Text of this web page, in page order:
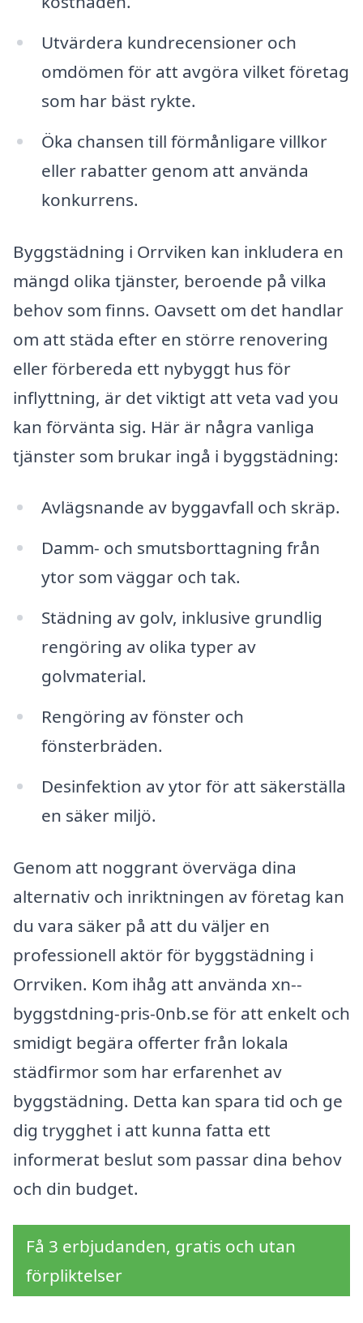
Utvärdera kundrecensioner och
omdömen för att avgöra vilket företag
som har bäst rykte.
Öka chansen till förmånligare villkor
eller rabatter genom att använda
konkurrens.
Byggstädning i Orrviken kan inkludera en
mängd olika tjänster, beroende på vilka
behov som finns. Oavsett om det handlar
om att städa efter en större renovering
eller förbereda ett nybyggt hus för
inflyttning, är det viktigt att veta vad you
kan förvänta sig. Här är några vanliga
tjänster som brukar ingå i byggstädning:
Avlägsnande av byggavfall och skräp.
Damm- och smutsborttagning från
ytor som väggar och tak.
Städning av golv, inklusive grundlig
rengöring av olika typer av
golvmaterial.
Rengöring av fönster och
fönsterbräden.
Desinfektion av ytor för att säkerställa
en säker miljö.
Genom att noggrant överväga dina
alternativ och inriktningen av företag kan
du vara säker på att du väljer en
professionell aktör för byggstädning i
Orrviken. Kom ihåg att använda xn--
byggstdning-pris-0nb.se för att enkelt och
smidigt begära offerter från lokala
städfirmor som har erfarenhet av
byggstädning. Detta kan spara tid och ge
dig trygghet i att kunna fatta ett
informerat beslut som passar dina behov
och din budget.
Få 3 erbjudanden, gratis och utan
förpliktelser